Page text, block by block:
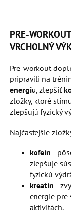
PRE-
VRCHOLNÝ
Pre-workout
pripravili na
energiu, zlepšiť
zložky, ktoré
zlepšujú fyzický
Najčastejšie
kofeín -
zlepšuje
fyzickú
kreatín -
energie pre
aktivitách.